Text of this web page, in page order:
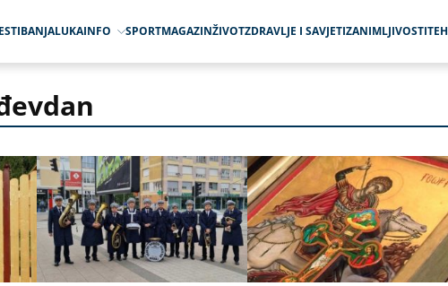
BANJALUKAINFO SPORTMAGAZINŽIVOTZDRAVLJE I SAVJETIZANIMLJIVOSTI